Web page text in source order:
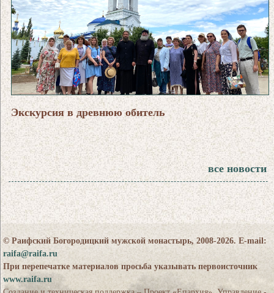
Экскурсия в древнюю обитель
все новости
© Раифский Богородицкий мужской монастырь, 2008-2026. E-mail:
raifa@raifa.ru
При перепечатке материалов просьба указывать первоисточник
www.raifa.ru